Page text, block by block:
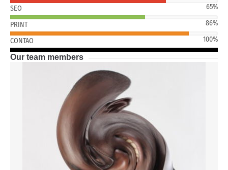
SEO 65%
PRINT 86%
CONTAO 100%
Our team members